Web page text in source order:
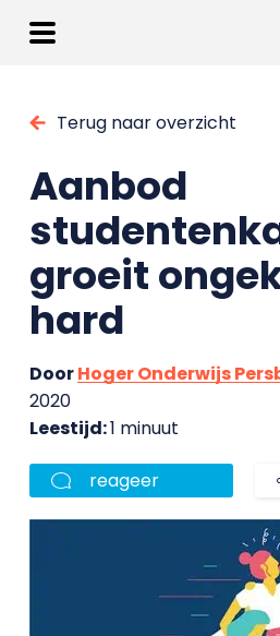
Terug naar overzicht
Aanbod
groeit
hard
DoorHoger Onderwijs
2020
Leestijd:1 minuut
reageer